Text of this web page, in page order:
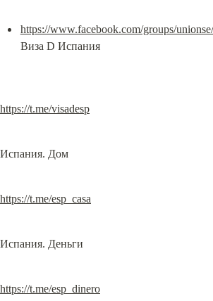
https://www.facebook.com/groups/
Виза D Испания
https://t.me/visadesp
Испания. Дом
https://t.me/esp_casa
Испания. Деньги
https://t.me/esp_dinero